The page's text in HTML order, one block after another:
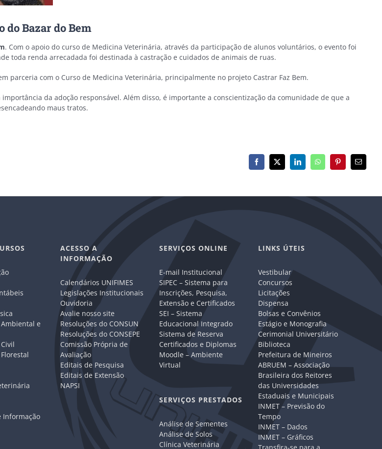
Bazar do Bem
. Com o apoio do curso de Medicina Veterinária, através da participação de alunos voluntários, o evento foi
toda renda arrecadada foi destinada à castração e cuidados de animais de ruas.
parceria com o Curso de Medicina Veterinária, principalmente no projeto Castrar Faz Bem.
da adoção responsável. Além disso, é importante a conscientização da comunidade de que a
maus tratos.
Facebook
X LinkedInWhatsAppPinterest
E-
mail
e
Informação
ACESSO A
INFORMAÇÃO
Calendários UNIFIMES
Legislações Institucionais
Ouvidoria
Avalie nosso site
Resoluções do CONSUN
Resoluções do CONSEPE
Comissão Própria de
Avaliação
Editais de Pesquisa
Editais de Extensão
NAPSI
SERVIÇOS ONLINE
E-mail Institucional
SIPEC – Sistema para
Inscrições, Pesquisa,
Extensão e Certificados
SEI – Sistema
Educacional Integrado
Sistema de Reserva
Certificados e Diplomas
Moodle – Ambiente
Virtual
SERVIÇOS PRESTADOS
Análise de Sementes
Análise de Solos
Clínica Veterinária
LINKS ÚTEIS
Vestibular
Concursos
Licitações
Dispensa
Bolsas e Convênios
Estágio e Monografia
Cerimonial Universitário
Biblioteca
Prefeitura de Mineiros
ABRUEM – Associação
Brasileira dos Reitores
das Universidades
Estaduais e Municipais
INMET – Previsão do
Tempo
INMET – Dados
INMET – Gráficos